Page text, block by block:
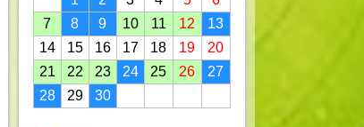
7
8 9 10 11 12
13
14
15 16 17 18 19
20
21
22 23 24 25 26
27
28
29 30